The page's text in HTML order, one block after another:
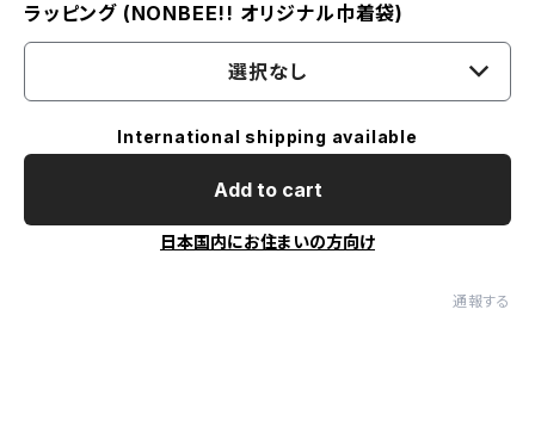
ラッピング (NONBEE!! オリジナル巾着袋)
選択なし
International shipping available
Add to cart
日本国内にお住まいの方向け
通報する